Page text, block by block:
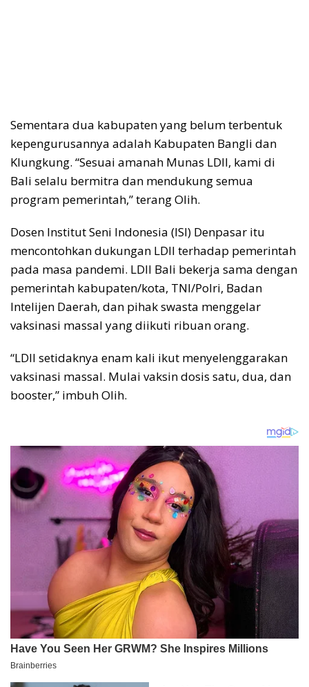
Sementara dua kabupaten yang belum terbentuk
kepengurusannya adalah Kabupaten Bangli dan
Klungkung. “Sesuai amanah Munas LDII, kami di
Bali selalu bermitra dan mendukung semua
program pemerintah,” terang Olih.
Dosen Institut Seni Indonesia (ISI) Denpasar itu
mencontohkan dukungan LDII terhadap pemerintah
pada masa pandemi. LDII Bali bekerja sama dengan
pemerintah kabupaten/kota, TNI/Polri, Badan
Intelijen Daerah, dan pihak swasta menggelar
vaksinasi massal yang diikuti ribuan orang.
“LDII setidaknya enam kali ikut menyelenggarakan
vaksinasi massal. Mulai vaksin dosis satu, dua, dan
booster,” imbuh Olih.